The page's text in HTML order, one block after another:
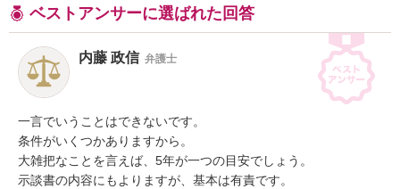
ベストアンサーに選ばれた回答
内藤 政信 弁護士
一言でいうことはできないです。
条件がいくつかありますから。
大雑把なことを言えば、5年が一つの目安でしょう。
示談書の内容にもよりますが、基本は有責です。